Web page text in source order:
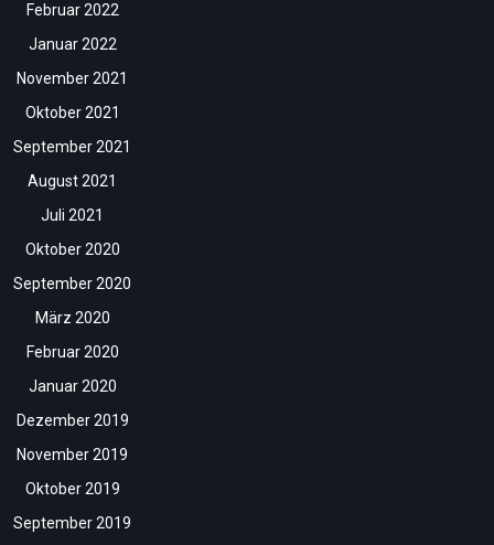
Februar 2022
Januar 2022
November 2021
Oktober 2021
September 2021
August 2021
Juli 2021
Oktober 2020
September 2020
März 2020
Februar 2020
Januar 2020
Dezember 2019
November 2019
Oktober 2019
September 2019